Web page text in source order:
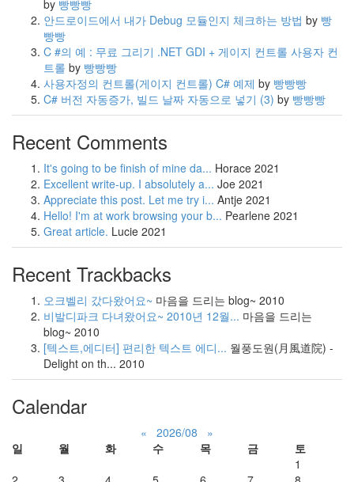
by 빵빵빵
안드로이드에서 내가 Debug 모듈인지 체크하는 방법 by 빵
빵빵
C #의 예 : 무료 그리기 .NET GDI + 게이지 컨트롤 사용자 컨
트롤 by 빵빵빵
사용자정의 컨트롤(게이지 컨트롤) C# 예제 by 빵빵빵
C# 버전 자동증가, 빌드 날짜 자동으로 넣기 (3) by 빵빵빵
Recent Comments
It's going to be finish of mine da... Horace 2021
Excellent write-up. I absolutely a... Joe 2021
Appreciate this post. Let me try i... Antje 2021
Hello! I'm at work browsing your b... Pearlene 2021
Great article. Lucie 2021
Recent Trackbacks
오크벨리 갔다왔어요~ 마음을 드리는 blog~ 2010
비발디파크 다녀왔어요~ 2010년 12월... 마음을 드리는
blog~ 2010
[텍스트,에디터] 편리한 텍스트 에디... 월풍도원(月風道院) -
Delight on th... 2010
Calendar
« 2026/08
»
일
월 화 수 목 금
토
1